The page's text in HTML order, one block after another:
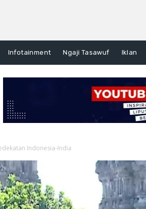
Infotainment Ngaji Tasawuf Iklan
Indonesia-India